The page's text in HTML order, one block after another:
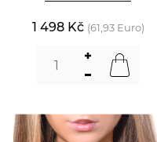
1 498 Kč (61,93 Euro)